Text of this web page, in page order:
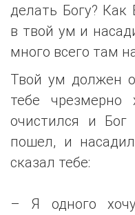
делать Богу?
в твой ум и
много всего там
Твой ум должен
тебе чрезмерно
очистился и
пошел, и
сказал тебе:
– Я одного